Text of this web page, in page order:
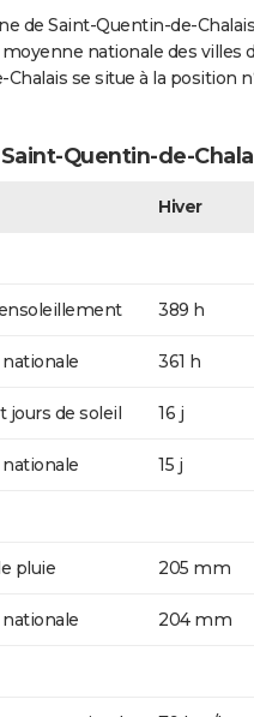
de Saint-Quentin-de-
nationale des villes
se situe à la position
Quentin-de-
Hiver
389 h
361 h
jours de soleil 16 j
15 j
pluie 205 mm
204 mm